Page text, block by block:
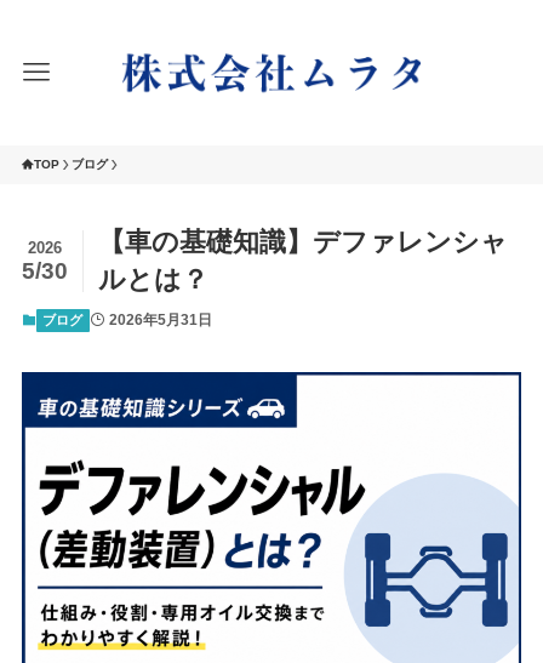
TOP ブログ
【車の基礎知識】デファレンシャ
ルとは？
2026
5/30
ブログ 2026年5月31日